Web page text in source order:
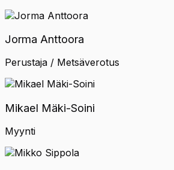
Jorma Anttoora
Perustaja / Metsäverotus
Mikael Mäki-Soini
Myynti